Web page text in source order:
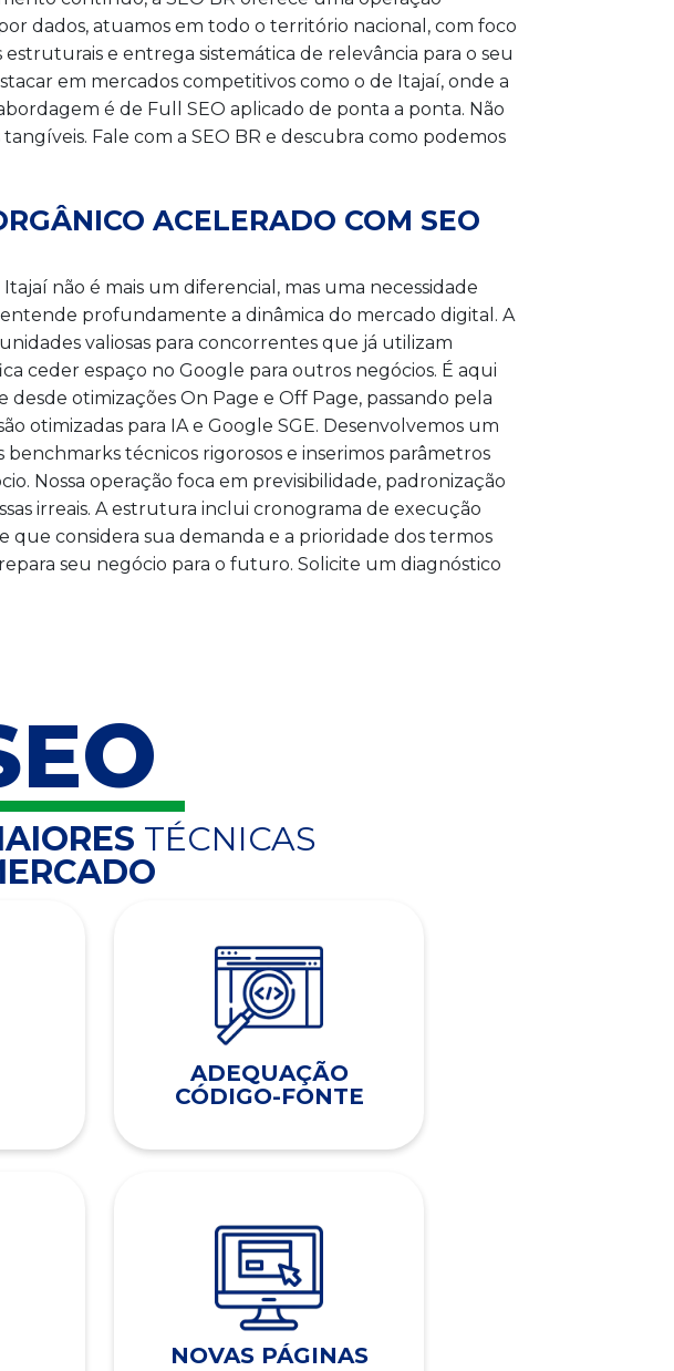
dados, atuamos em todo o território nacional, com foco
e entrega sistemática de relevância para o seu
em mercados competitivos como o de Itajaí, onde a
é de Full SEO aplicado de ponta a ponta. Não
Fale com a SEO BR e descubra como podemos
ACELERADO COM SEO
não é mais um diferencial, mas uma necessidade
profundamente a dinâmica do mercado digital. A
valiosas para concorrentes que já utilizam
ceder espaço no Google para outros negócios. É aqui
otimizações On Page e Off Page, passando pela
otimizadas para IA e Google SGE. Desenvolvemos um
técnicos rigorosos e inserimos parâmetros
Nossa operação foca em previsibilidade, padronização
irreais. A estrutura inclui cronograma de execução
considera sua demanda e a prioridade dos termos
seu negócio para o futuro. Solicite um diagnóstico
TÉCNICAS
ADEQUAÇÃO
CÓDIGO-FONTE
NOVAS PÁGINAS